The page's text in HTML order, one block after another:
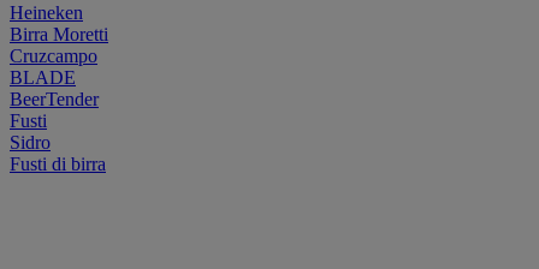
Heineken
Birra Moretti
Cruzcampo
BLADE
BeerTender
Fusti
Sidro
Fusti di birra